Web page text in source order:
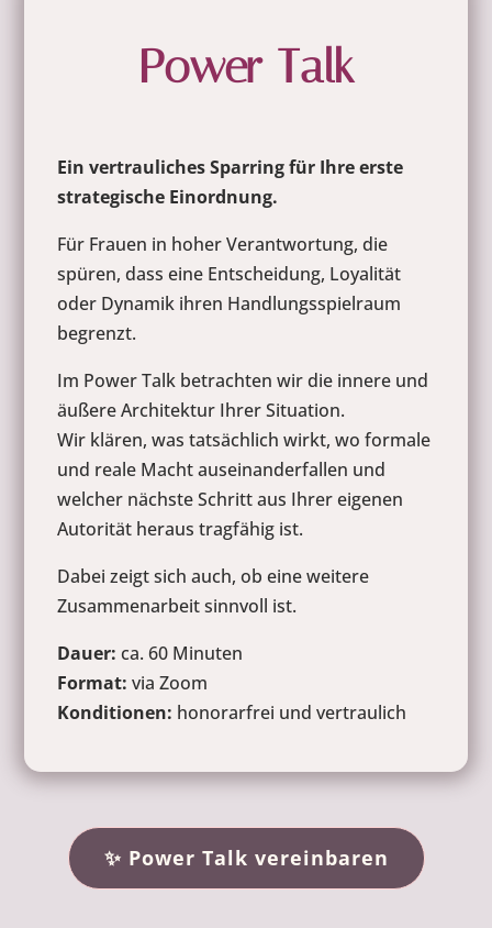
Power Talk
Ein vertrauliches Sparring für Ihre erste
strategische Einordnung.
Für Frauen in hoher Verantwortung, die
spüren, dass eine Entscheidung, Loyalität
oder Dynamik ihren Handlungsspielraum
begrenzt.
Im Power Talk betrachten wir die innere und
äußere Architektur Ihrer Situation.
Wir klären, was tatsächlich wirkt, wo formale
und reale Macht auseinanderfallen und
welcher nächste Schritt aus Ihrer eigenen
Autorität heraus tragfähig ist.
Dabei zeigt sich auch, ob eine weitere
Zusammenarbeit sinnvoll ist.
Dauer: ca. 60 Minuten
Format: via Zoom
Konditionen: honorarfrei und vertraulich
✨ Power Talk vereinbaren